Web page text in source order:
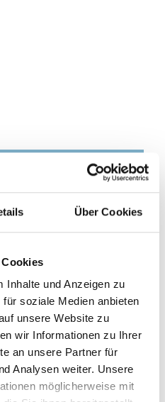
Über Cookies
Inhalte und Anzeigen zu
soziale Medien anbieten
unsere Website zu
wir Informationen zu Ihrer
an unsere Partner für
Analysen weiter. Unsere
möglicherweise mit
/ ANGEBOT